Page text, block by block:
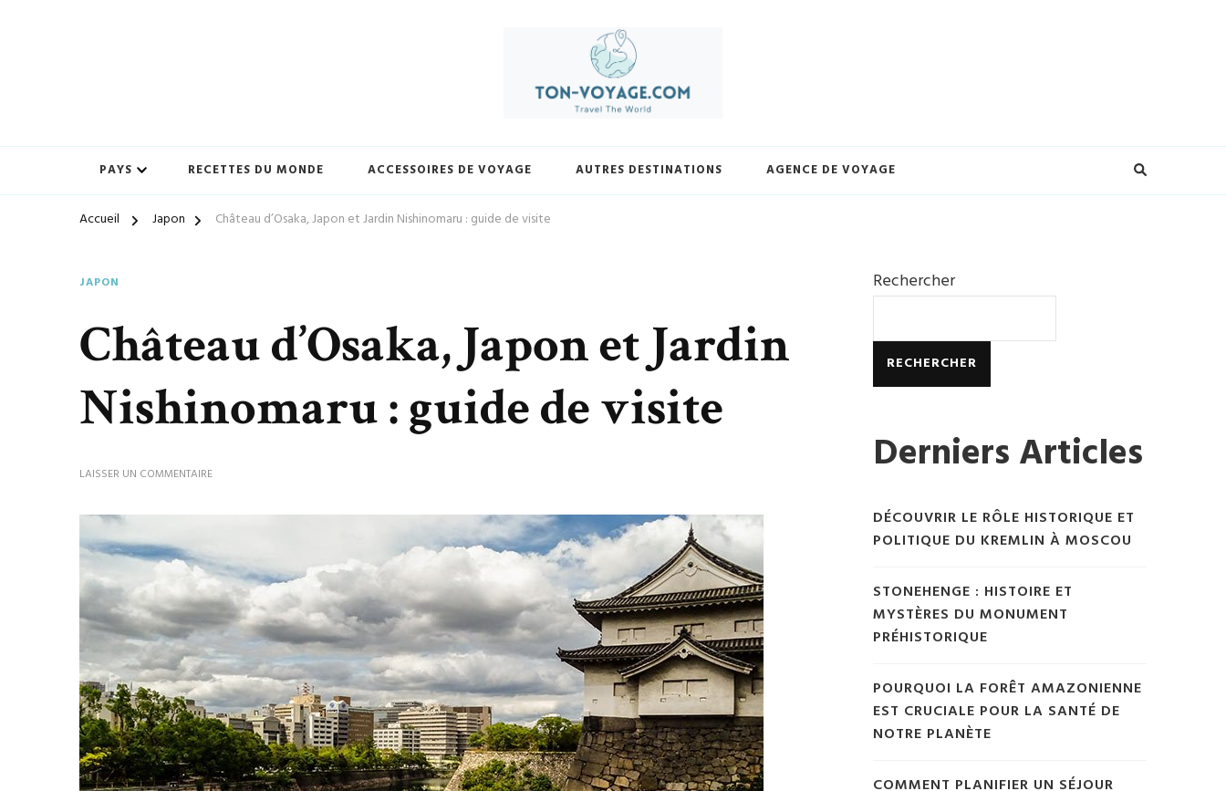
PAYS RECETTES DU MONDE ACCESSOIRES DE VOYAGE AUTRES DESTINATIONS AGENCE DE VOYAGE
Accueil Japon Château d’Osaka, Japon et Jardin Nishinomaru : guide de visite
JAPON
Château d’Osaka, Japon et Jardin
Nishinomaru : guide de visite
LAISSER UN COMMENTAIRE
Rechercher
RECHERCHER
Derniers Articles
DÉCOUVRIR LE RÔLE HISTORIQUE ET
POLITIQUE DU KREMLIN À MOSCOU
STONEHENGE : HISTOIRE ET
MYSTÈRES DU MONUMENT
PRÉHISTORIQUE
POURQUOI LA FORÊT AMAZONIENNE
EST CRUCIALE POUR LA SANTÉ DE
NOTRE PLANÈTE
COMMENT PLANIFIER UN SÉJOUR